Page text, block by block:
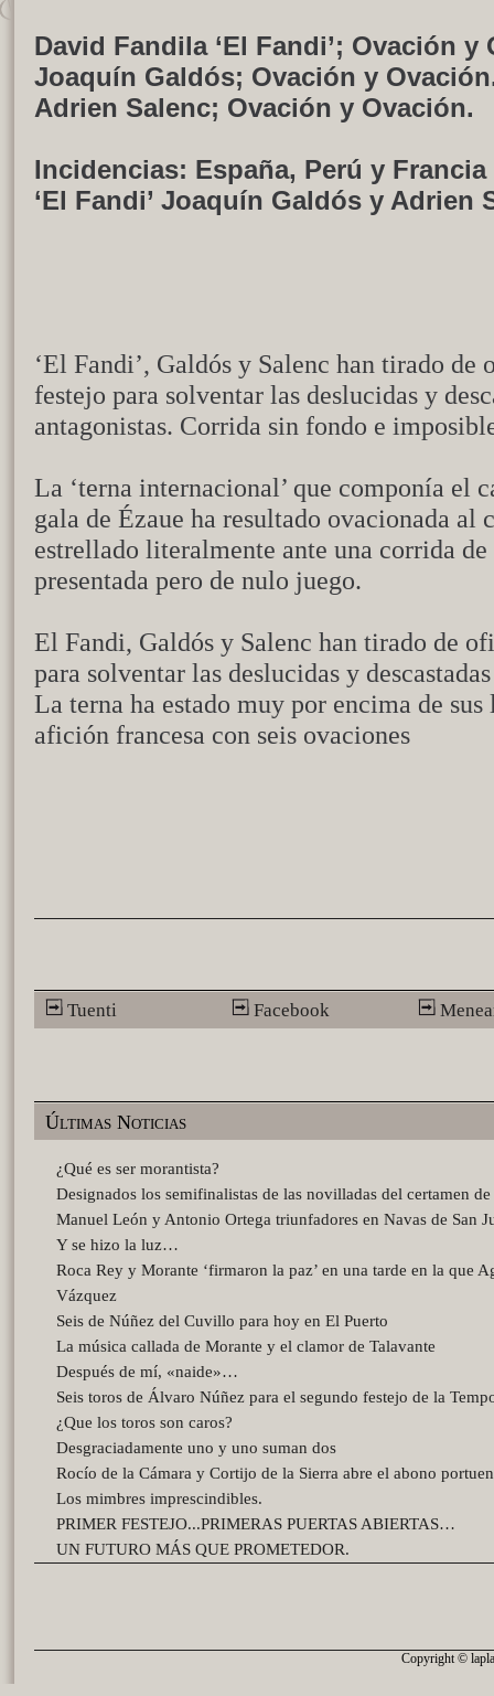
David Fandila ‘El Fandi’; Ovación y
Joaquín Galdós; Ovación y
Adrien Salenc; Ovación y Ovación.
Incidencias: España, Perú y
‘El Fandi’ Joaquín Galdós y Adrien
‘El Fandi’, Galdós y Salenc han tirado
festejo para solventar las deslucidas y
antagonistas. Corrida sin fondo e
La ‘terna internacional’ que componía el
gala de Ézaue ha resultado ovacionada al
estrellado literalmente ante una corrida
presentada pero de nulo juego.
El Fandi, Galdós y Salenc han tirado de
para solventar las deslucidas y
La terna ha estado muy por encima de
afición francesa con seis ovaciones
Tuenti Facebook
Últimas Noticias
¿Qué es ser morantista?
Designados los semifinalistas de las novilladas del certamen
Manuel León y Antonio Ortega triunfadores en Navas de San
Y se hizo la luz…
Roca Rey y Morante ‘firmaron la paz’ en una tarde en la que
Vázquez
Seis de Núñez del Cuvillo para hoy en El Puerto
La música callada de Morante y el clamor de Talavante
Después de mí, «naide»…
Seis toros de Álvaro Núñez para el segundo festejo de la
¿Que los toros son caros?
Desgraciadamente uno y uno suman dos
Rocío de la Cámara y Cortijo de la Sierra abre el abono
Los mimbres imprescindibles.
PRIMER FESTEJO...PRIMERAS PUERTAS ABIERTAS…
UN FUTURO MÁS QUE PROMETEDOR.
Copyright ©